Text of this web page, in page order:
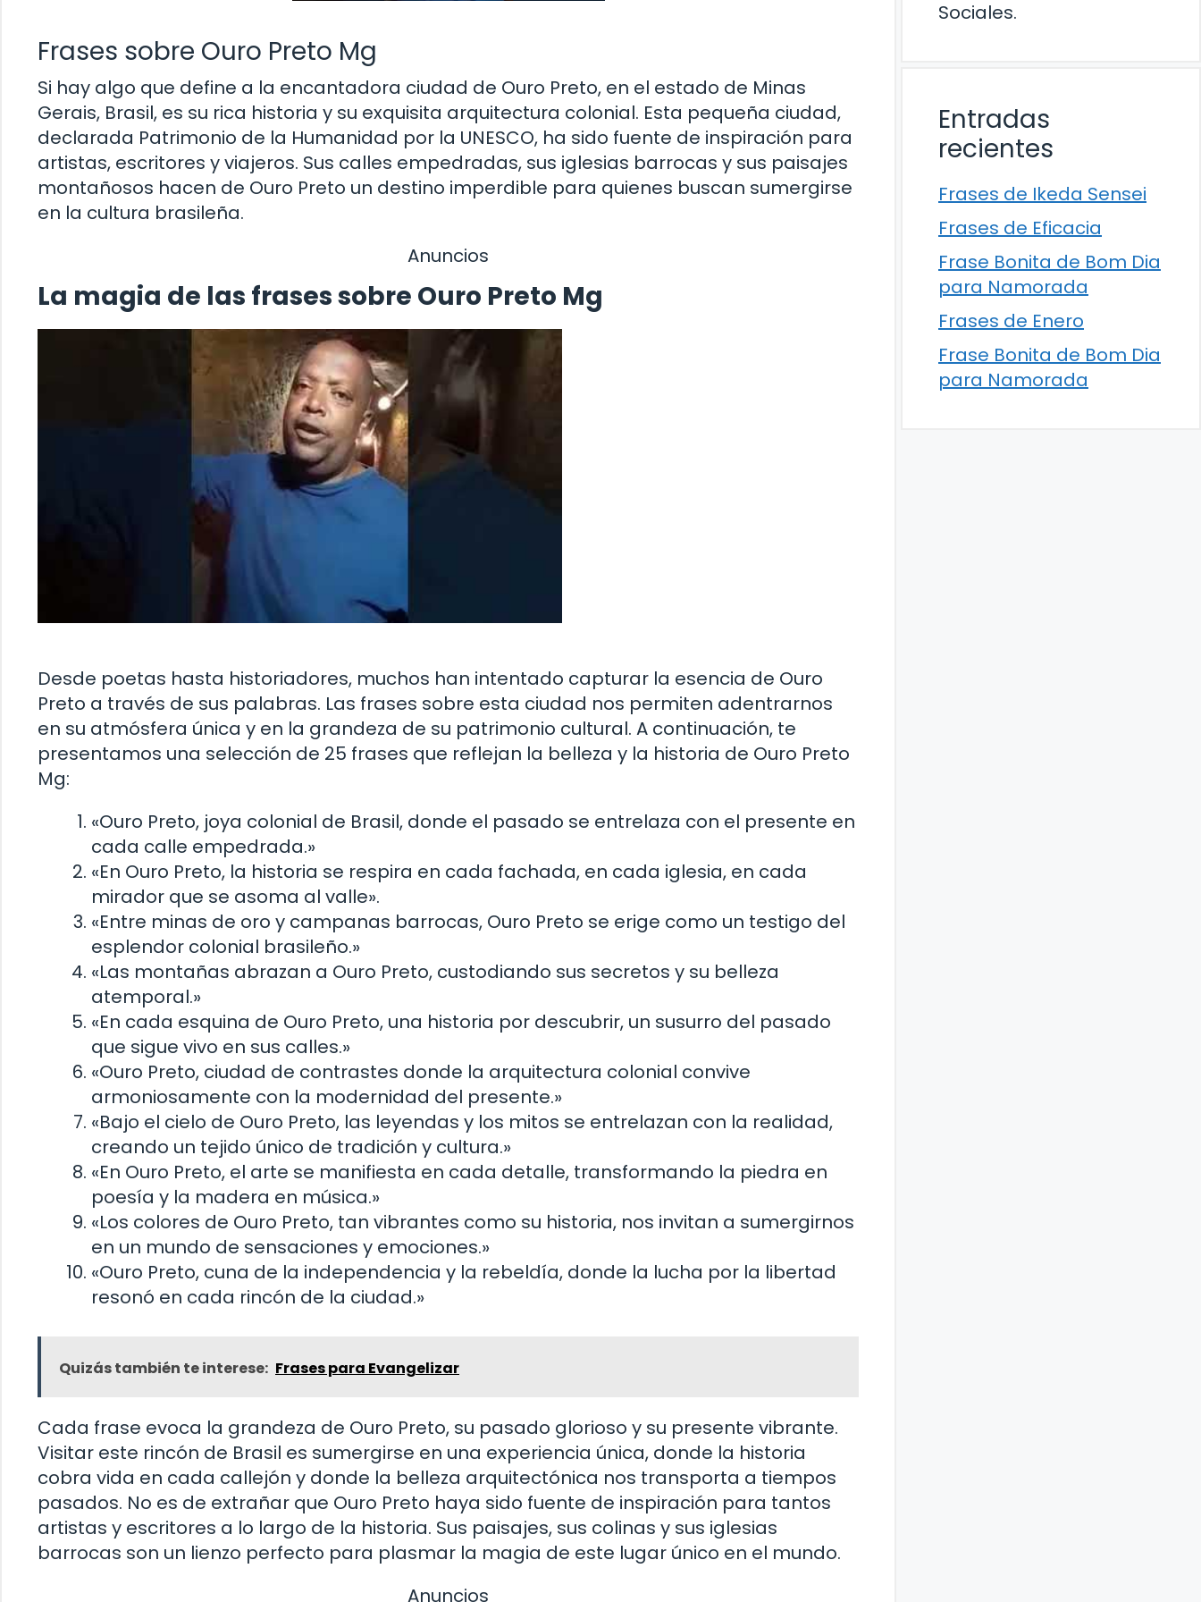
Frases sobre Ouro Preto Mg
Si hay algo que define a la encantadora ciudad de Ouro Preto, en el estado de Minas
Gerais, Brasil, es su rica historia y su exquisita arquitectura colonial. Esta pequeña ciudad,
declarada Patrimonio de la Humanidad por la UNESCO, ha sido fuente de inspiración para
artistas, escritores y viajeros. Sus calles empedradas, sus iglesias barrocas y sus paisajes
montañosos hacen de Ouro Preto un destino imperdible para quienes buscan sumergirse
en la cultura brasileña.
Anuncios
La magia de las frases sobre Ouro Preto Mg
Desde poetas hasta historiadores, muchos han intentado capturar la esencia de Ouro
Preto a través de sus palabras. Las frases sobre esta ciudad nos permiten adentrarnos
en su atmósfera única y en la grandeza de su patrimonio cultural. A continuación, te
presentamos una selección de 25 frases que reflejan la belleza y la historia de Ouro Preto
Mg:
«Ouro Preto, joya colonial de Brasil, donde el pasado se entrelaza con el presente en
cada calle empedrada.»
«En Ouro Preto, la historia se respira en cada fachada, en cada iglesia, en cada
mirador que se asoma al valle».
«Entre minas de oro y campanas barrocas, Ouro Preto se erige como un testigo del
esplendor colonial brasileño.»
«Las montañas abrazan a Ouro Preto, custodiando sus secretos y su belleza
atemporal.»
«En cada esquina de Ouro Preto, una historia por descubrir, un susurro del pasado
que sigue vivo en sus calles.»
«Ouro Preto, ciudad de contrastes donde la arquitectura colonial convive
armoniosamente con la modernidad del presente.»
«Bajo el cielo de Ouro Preto, las leyendas y los mitos se entrelazan con la realidad,
creando un tejido único de tradición y cultura.»
«En Ouro Preto, el arte se manifiesta en cada detalle, transformando la piedra en
poesía y la madera en música.»
«Los colores de Ouro Preto, tan vibrantes como su historia, nos invitan a sumergirnos
en un mundo de sensaciones y emociones.»
«Ouro Preto, cuna de la independencia y la rebeldía, donde la lucha por la libertad
resonó en cada rincón de la ciudad.»
Quizás también te interese: Frases para Evangelizar
Cada frase evoca la grandeza de Ouro Preto, su pasado glorioso y su presente vibrante.
Visitar este rincón de Brasil es sumergirse en una experiencia única, donde la historia
cobra vida en cada callejón y donde la belleza arquitectónica nos transporta a tiempos
pasados. No es de extrañar que Ouro Preto haya sido fuente de inspiración para tantos
artistas y escritores a lo largo de la historia. Sus paisajes, sus colinas y sus iglesias
barrocas son un lienzo perfecto para plasmar la magia de este lugar único en el mundo.
Anuncios
Sociales.
Entradas
recientes
Frases de Ikeda Sensei
Frases de Eficacia
Frase Bonita de Bom Dia
para Namorada
Frases de Enero
Frase Bonita de Bom Dia
para Namorada